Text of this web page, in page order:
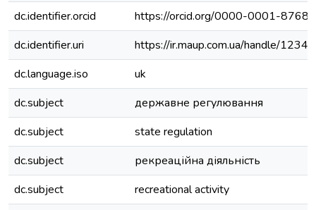
dc.identifier.orcid
https://orcid.org/0000-0001-
dc.identifier.uri
https://ir.maup.com.ua/handle/
dc.language.iso
uk
dc.subject
державне регулювання
dc.subject
state regulation
dc.subject
рекреаційна діяльність
dc.subject
recreational activity